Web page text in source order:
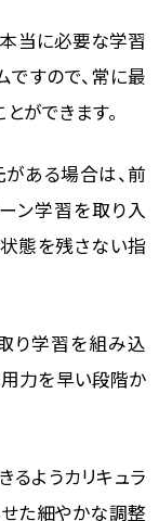
本当に必要な学習
ですので、常に最
ができます。
ある場合は、前
ン学習を取り入
状態を残さない指
り学習を組み込
力を早い段階か
るようカリキュラ
た細やかな調整